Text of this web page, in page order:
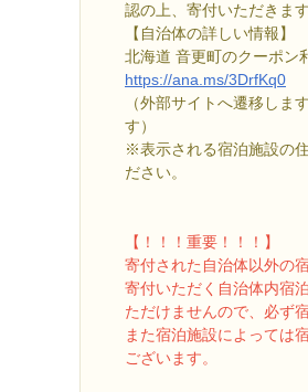
認の上、寄付いただきま
【自治体の詳しい情報】
北海道 音更町のクーポン
https://ana.ms/3DrfKq0
（外部サイトへ遷移しま
す）
※表示される宿泊施設の
ださい。
【！！！重要！！！】
寄付された自治体以外の
寄付いただく自治体内宿
ただけませんので、必ず
また宿泊施設によっては
ございます。